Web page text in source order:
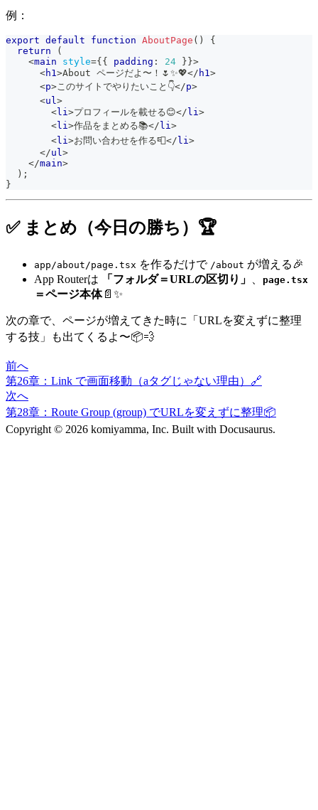
例：
export default function AboutPage ( )
{
return
(
<main style={{ padding : 24 }}>
<h1 >About ページだよ〜！🌷✨💖</ h1 >
<p> このサイトでやりたいこと👇</p>
<ul >
<li >プロフィールを載せる😊</li >
<li >作品をまとめる📚</li >
<li >お問い合わせを作る📮</li >
</ul >
</main>
) ;
}
✅ まとめ（今日の勝ち）🏆
app/about/page.tsx を作るだけで /about が増える🎉
App Routerは
「フォルダ＝URLの区切り」 、 page.tsx
＝ページ本体📄✨
次の章で、ページが増えてきた時に「URLを変えずに整理
する技」も出てくるよ〜📦💨
前へ
第26章：Link で画面移動（aタグじゃない理由）🔗
次へ
第28章：Route Group (group) でURLを変えずに整理📦
Copyright © 2026 komiyamma, Inc. Built with Docusaurus.